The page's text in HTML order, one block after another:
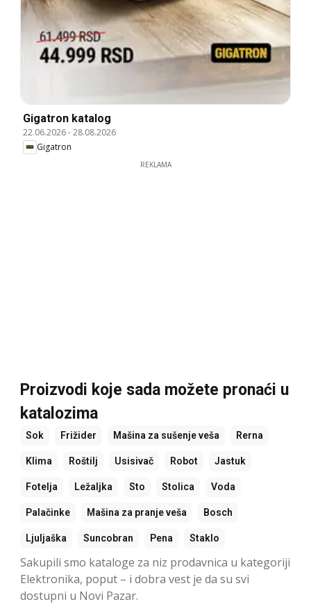
Gigatron katalog
22.06.2026-28.08.2026
Gigatron
REKLAMA
Proizvodi koje sada možete pronaći u
katalozima
Sok Frižider Mašina za sušenje veša Rerna
Klima Roštilj Usisivač Robot Jastuk
Fotelja Ležaljka Sto Stolica Voda
Palačinke Mašina za pranje veša Bosch
Ljuljaška Suncobran Pena Staklo
Sakupili smo kataloge za niz prodavnica u kategoriji
Elektronika, poput – i dobra vest je da su svi
dostupni u Novi Pazar.